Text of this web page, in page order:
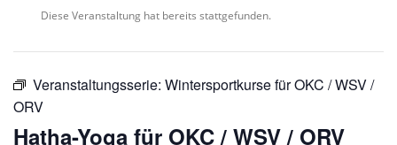
Diese Veranstaltung hat bereits stattgefunden.
Veranstaltungsserie: Wintersportkurse für OKC / WSV /
ORV
Hatha-Yoga für OKC / WSV / ORV